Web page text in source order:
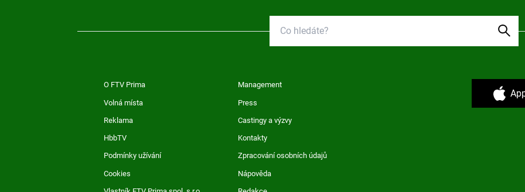
O FTV Prima Management
Volná místa Press
Reklama Castingy a výzvy
HbbTV Kontakty
Podmínky užívání Zpracování osobních údajů
Cookies Nápověda